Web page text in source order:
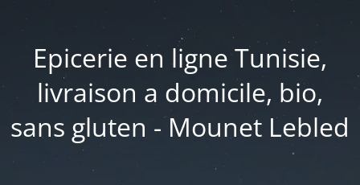
Epicerie en ligne Tunisie,
livraison a domicile, bio,
sans gluten - Mounet Lebled